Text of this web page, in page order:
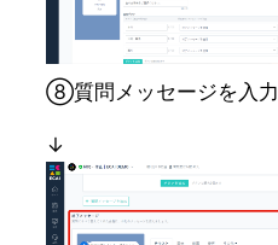
⑧質問メッセージを入力
↓